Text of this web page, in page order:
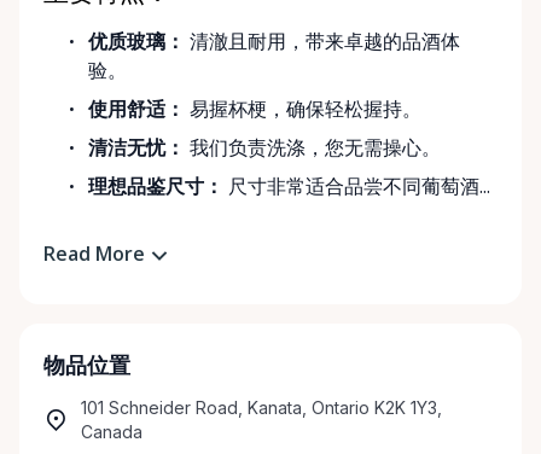
优质玻璃： 清澈且耐用，带来卓越的品酒体
验。
使用舒适： 易握杯梗，确保轻松握持。
清洁无忧： 我们负责洗涤，您无需操心。
理想品鉴尺寸： 尺寸非常适合品尝不同葡萄酒...
Read More
物品位置
101 Schneider Road, Kanata, Ontario K2K 1Y3,
Canada